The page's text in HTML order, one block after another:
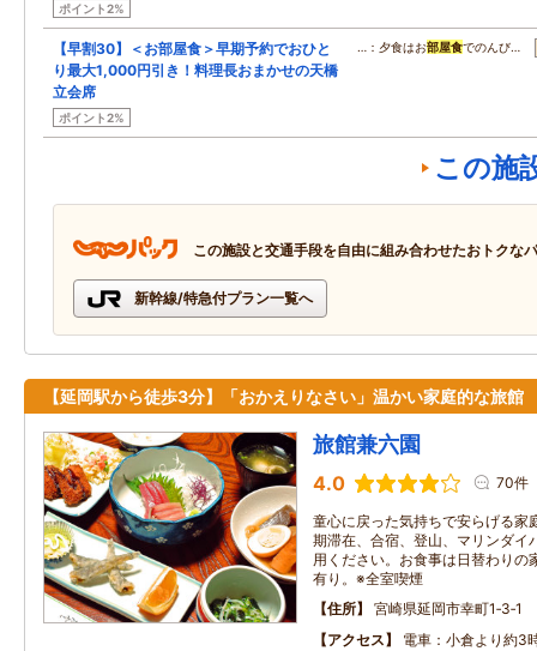
ポイント2%
【早割30】＜お部屋食＞早期予約でおひと
り最大1,000円引き！料理長おまかせの天橋
立会席
ポイント2%
…：夕食はお部屋食でのんび…
この施
この施設と交通手段を自由に組み合わせたおトクな
新幹線/特急付プラン一覧へ
【延岡駅から徒歩3分】「おかえりなさい」温かい家庭的な旅館
旅館兼六園
4.0 70件
童心に戻った気持ちで安らげる家
期滞在、合宿、登山、マリンダイ
用ください。お食事は日替わり
有り。※全室喫煙
住所
宮崎県延岡市幸町1‐3‐1
アクセス
電車：小倉より約3